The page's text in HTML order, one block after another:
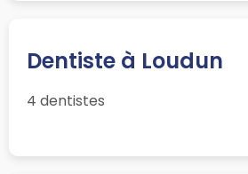
Dentiste à Loudun
4 dentistes